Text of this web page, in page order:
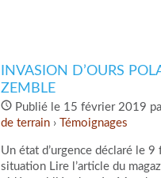
INVASION D’OURS
ZEMBLE
Publié le 15 février 2019
de terrain › Témoignages
Un état d’urgence déclaré le
situation Lire l’article du